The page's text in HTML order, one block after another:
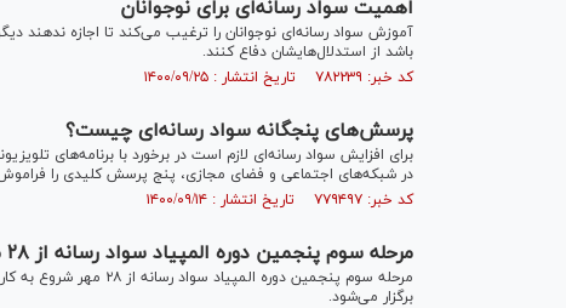
اهمیت سواد رسانه‌ای برای نوجوانان
آموزش سواد رسانه‌ای نوجوانان را ترغیب می‌کند تا اجازه ندهند
باشد از استدلال‌هایشان دفاع کنند.
کد خبر: ۷۸۲۲۳۹ تاریخ انتشار : ۱۴۰۰/۰۹/۲۵
پرسش‌های پنجگانه سواد رسانه‌ای چیست؟
برای افزایش سواد رسانه‌ای لازم است در برخورد با برنامه‌های
در شبکه‌های اجتماعی و فضای مجازی، پنج پرسش کلیدی را
کد خبر: ۷۷۹۴۹۷ تاریخ انتشار : ۱۴۰۰/۰۹/۱۴
مرحله سوم پنجمین دوره المپیاد سواد رسانه از ۲۸ مهر شروع به کار کرد
مرحله سوم پنجمین دوره
برگزار می‌شود.